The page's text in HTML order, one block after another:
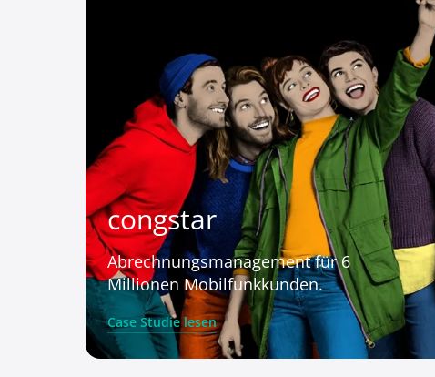
congstar
Abrechnungsmanagement für 6
Millionen Mobilfunkkunden.
Case Studie lesen